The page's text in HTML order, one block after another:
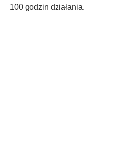
100 godzin działania.